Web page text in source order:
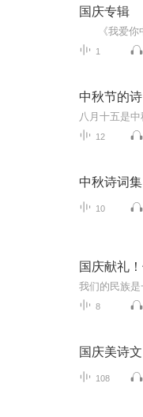
国庆专辑
1
中秋节的诗
12
中秋诗词集
10
国庆献礼
8
国庆美诗文
108